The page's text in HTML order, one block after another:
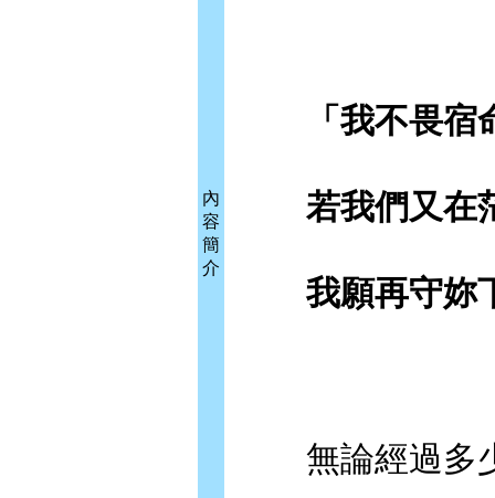
內
容
簡
介
「我不畏宿
若我們又在
我願再守妳
無論經過多